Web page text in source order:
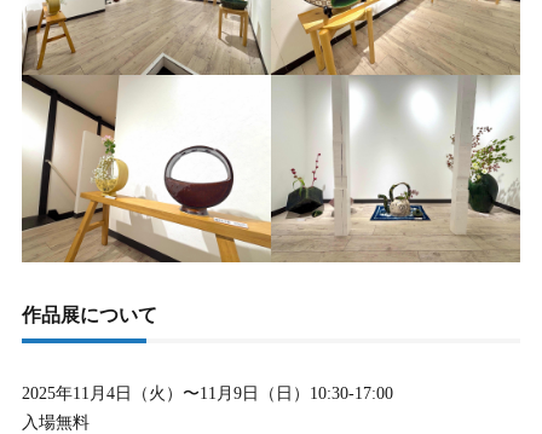
作品展について
2025年11月4日（火）〜11月9日（日）10:30-17:00
入場無料